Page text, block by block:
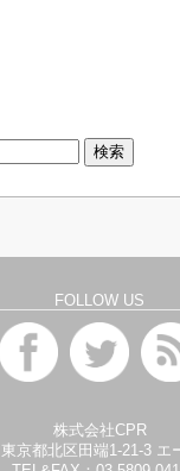
FOLLOW US
株式会社CPR
京都北区田端1-21-3 エ